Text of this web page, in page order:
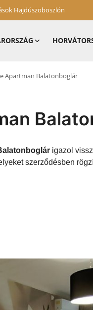
Hajdúszoboszlón
Apartman Balatonboglár
igazol
szerződésben